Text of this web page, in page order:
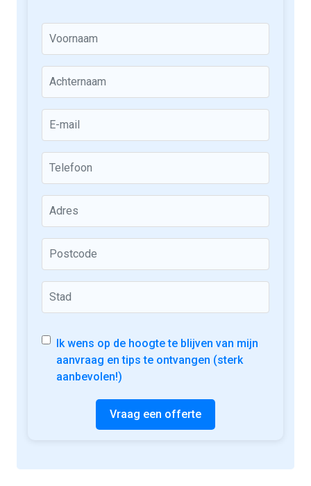
Ik wens op de hoogte te blijven van mijn
aanvraag en tips te ontvangen (sterk
aanbevolen!)
Vraag een offerte